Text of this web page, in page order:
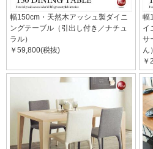
幅150cm・天然木アッシュ製ダイニ
ングテーブル（引出し付き／ナチュ
ラル）
￥59,800(税抜)
幅
イ
サ
ん
￥